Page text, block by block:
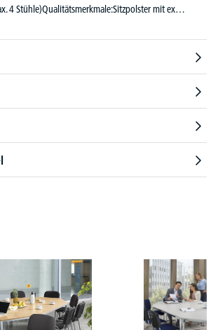
4 Stühle)Qualitätsmerkmale:Sitzpolster mit ex…